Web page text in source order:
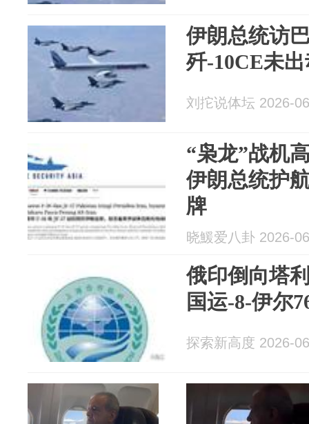
伊朗总统访
歼-10CE未
刘拕说体坛 2026-
“枭龙”战机
伊朗总统护
牌
晓鰀爱八卦 2026-
俄印倒向塔
国运-8-伊尔
探索新高度 2026-